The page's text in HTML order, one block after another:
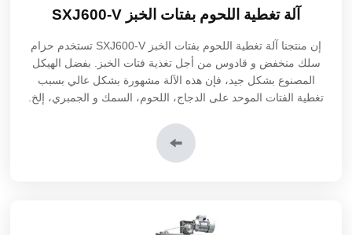
آلة تغطية اللحوم بفتات الخبز SXJ600-V
إن منتجنا آلة تغطية اللحوم بفتات الخبز SXJ600-V تستخدم حزام
سلك منخفض و قادوس من أجل تغذية فتات الخبز. بفضل الهيكل
المصنوع بشكل جيد، فإن هذه الآلة مشهورة بشكل عالي بسبب
تغطية الفتات الموحد على الدجاج، اللحوم، السمك و الجمبري، إلخ.